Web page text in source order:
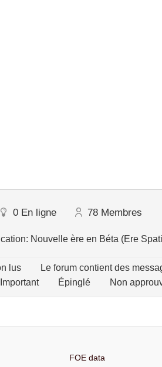
0 En ligne 78 Membres
Nouvelle ère en Béta (Ere
lus Le forum contient des
Important Épinglé Non
FOE data